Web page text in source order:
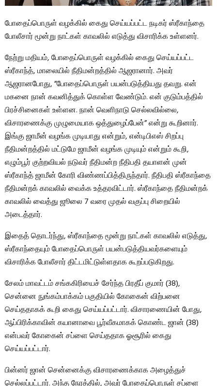
போதைப்பொருள் வழக்கில் கைது செய்யப்பட்ட நடிகர் ஸ்ரீகாந்தை
போலீசார் மூன்று நாட்கள் காவலில் எடுத்து விசாரிக்க உள்ளனர்.
நேற்று மதியம், போதைப்பொருள் வழக்கில் கைது செய்யப்பட்ட
ஸ்ரீகாந்த், மாலையில் நீதிமன்றத்தில் ஆஜரானார். அவர்
ஆஜரானபோது, ​​”போதைப்பொருள் பயன்படுத்தியது தவறு. என்
மகனை நான் கவனித்துக் கொள்ள வேண்டும். என் குடும்பத்தில்
பிரச்சினைகள் உள்ளன. நான் வெளிநாடு செல்லவில்லை,
விசாரணைக்கு முழுமையாக ஒத்துழைப்பேன்” என்று கூறினார்.
இங்கு ஜாமீன் வழங்க முடியாது என்றும், என்டிபிஎஸ் சிறப்பு
நீதிமன்றத்தில் மட்டுமே ஜாமீன் வழங்க முடியும் என்றும் கூறி,
எழும்பூர் குற்றவியல் நடுவர் நீதிமன்ற நீதிபதி தயாளன் முன்
ஸ்ரீகாந்த் ஜாமீன் கோரி விண்ணப்பித்திருந்தார். நீதிபதி ஸ்ரீகாந்தை
நீதிமன்றக் காவலில் வைக்க உத்தரவிட்டார். ஸ்ரீகாந்தை நீதிமன்றக்
காவலில் வைத்து ஜூலை 7 வரை முதல் வகுப்பு சிறையில்
அடைத்தார்.
இதைத் தொடர்ந்து, ஸ்ரீகாந்தை மூன்று நாட்கள் காவலில் எடுத்து,
ஸ்ரீகாந்தையும் போதைப்பொருள் பயன்படுத்தியவர்களையும்
விசாரிக்க போலீசார் திட்டமிட்டுள்ளதாக கூறப்படுகிறது.
சேலம் மாவட்டம் சங்ககிரியைச் சேர்ந்த பிரதீப் குமார் (38),
சென்னை நுங்கம்பாக்கம் பகுதியில் கோகைன் விற்பனை
செய்ததாகக் கூறி கைது செய்யப்பட்டார். விசாரணையின் போது, ​​
ஆப்பிரிக்காவின் கயானாவை பூர்வீகமாகக் கொண்ட ஜான் (38)
என்பவர் கோகைன் சப்ளை செய்ததாக ஓசூரில் கைது
செய்யப்பட்டார்.
பின்னர் ஜான் சென்னைக்கு விசாரணைக்காக அழைத்துச்